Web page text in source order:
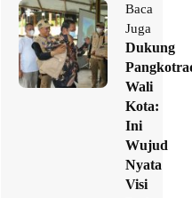
Baca
Juga
Dukung
Wali
Kota:
Ini
Wujud
Nyata
Visi